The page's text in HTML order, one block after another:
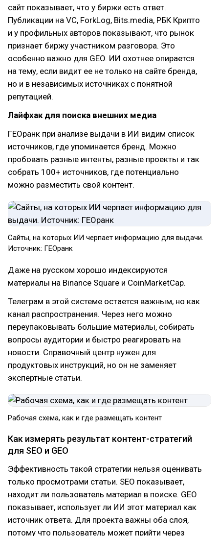
сайт показывает, что у биржи есть ответ.
Публикации на VC, ForkLog, Bits.media, РБК Крипто
и у профильных авторов показывают, что рынок
признает биржу участником разговора. Это
особенно важно для GEO. ИИ охотнее опирается
на тему, если видит ее не только на сайте бренда,
но и в независимых источниках с понятной
репутацией.
Лайфхак для поиска внешних медиа
ГЕОранк при анализе выдачи в ИИ видим список
источников, где упоминается бренд. Можно
пробовать разные интенты, разные проекты и так
собрать 100+ источников, где потенциально
можно разместить свой контент.
Сайты, на которых ИИ черпает информацию для выдачи.
Источник: ГЕОранк
Даже на русском хорошо индексируются
материалы на Binance Square и CoinMarketCap.
Телеграм в этой системе остается важным, но как
канал распространения. Через него можно
переупаковывать большие материалы, собирать
вопросы аудитории и быстро реагировать на
новости. Справочный центр нужен для
продуктовых инструкций, но он не заменяет
экспертные статьи.
Рабочая схема, как и где размещать контент
Как измерять результат контент-стратегий
для SEO и GEO
Эффективность такой стратегии нельзя оценивать
только просмотрами статьи. SEO показывает,
находит ли пользователь материал в поиске. GEO
показывает, использует ли ИИ этот материал как
источник ответа. Для проекта важны оба слоя,
потому что пользователь может прийти через